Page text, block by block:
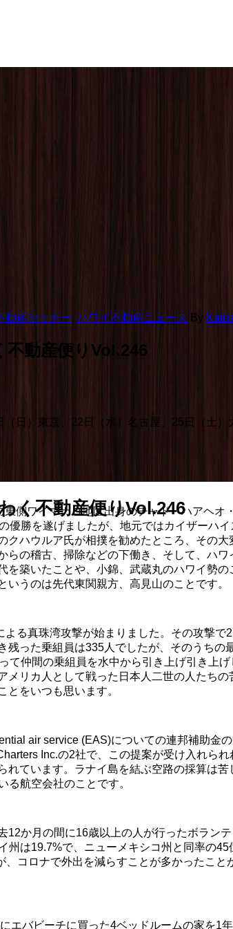
く不動産便りVol.246
動産セミナー ハワイ不動産ニュース By
不動産便りVol.246
（日）東京、22日（水）名古屋、25日（土
側ワイマナロ地区出身のチャド・ハアヘ
勝を遂げましたが、地元ではカイザーハ
ハウルア氏が相撲を勧めたところ、その
の稽古、掃除などの下働き、そして、ハ
築いたことや、小錦、武蔵丸のハワイ勢
うのは先代東関親方、高見山のことです。
る真珠湾攻撃が始まりました。その攻撃
った乗組員は335人でしたが、そのうち
仲間の乗組員を水中から引き上げ引き上
リカ人として戦った日本人二世の人たち
をいつも思います。
air service (EAS)についての連邦補助金
Inc.の2社で、この提案が受け入れら
ています。ラナイ島を結ぶ空路の採算は
航空会社のことです。
か月の間に16歳以上の人が行ったボラン
は19.7%で、ニューメキシコ州と同率の
コロナで外出を減らすことが多かったこ
エバビーチに買った4ベッドルームの家を1